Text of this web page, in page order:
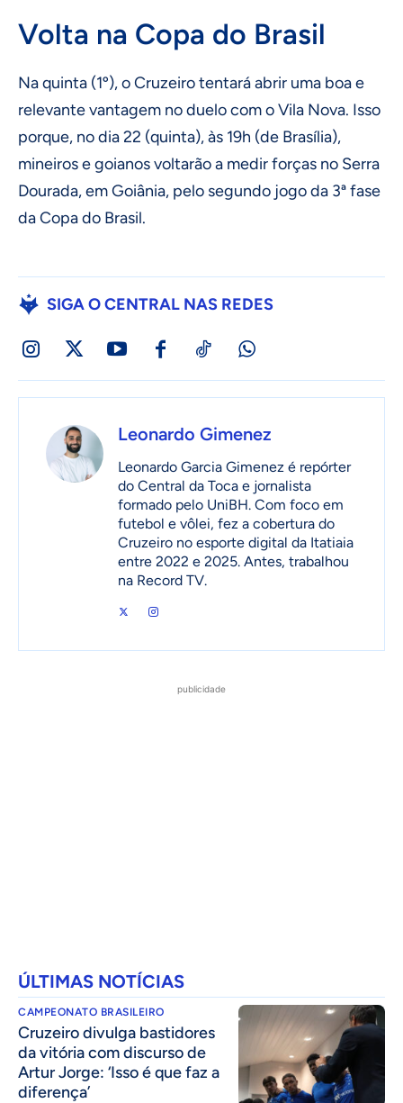
Volta na Copa do Brasil
Na quinta (1º), o Cruzeiro tentará abrir uma boa e
relevante vantagem no duelo com o Vila Nova. Isso
porque, no dia 22 (quinta), às 19h (de Brasília),
mineiros e goianos voltarão a medir forças no Serra
Dourada, em Goiânia, pelo segundo jogo da 3ª fase
da Copa do Brasil.
SIGA O CENTRAL NAS REDES
Leonardo Gimenez
Leonardo Garcia Gimenez é repórter
do Central da Toca e jornalista
formado pelo UniBH. Com foco em
futebol e vôlei, fez a cobertura do
Cruzeiro no esporte digital da Itatiaia
entre 2022 e 2025. Antes, trabalhou
na Record TV.
publicidade
ÚLTIMAS NOTÍCIAS
CAMPEONATO BRASILEIRO
Cruzeiro divulga bastidores
da vitória com discurso de
Artur Jorge: ‘Isso é que faz a
diferença’